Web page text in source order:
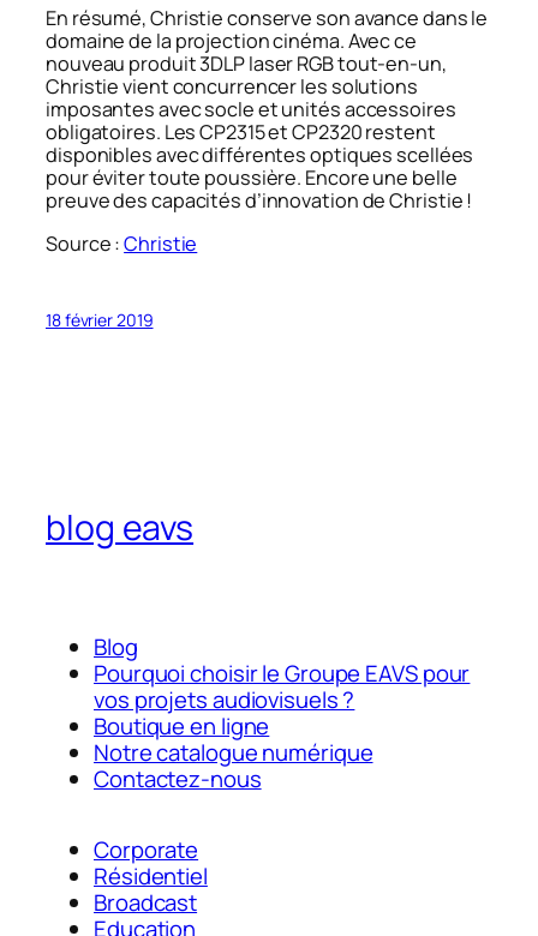
En résumé, Christie conserve son avance dans le
domaine de la projection cinéma. Avec ce
nouveau produit 3DLP laser RGB tout-en-un,
Christie vient concurrencer les solutions
imposantes avec socle et unités accessoires
obligatoires. Les CP2315 et CP2320 restent
disponibles avec différentes optiques scellées
pour éviter toute poussière. Encore une belle
preuve des capacités d’innovation de Christie !
Source :Christie
18 février 2019
blog eavs
Blog
Pourquoi choisir le Groupe EAVS pour
vos projets audiovisuels ?
Boutique en ligne
Notre catalogue numérique
Contactez-nous
Corporate
Résidentiel
Broadcast
Education